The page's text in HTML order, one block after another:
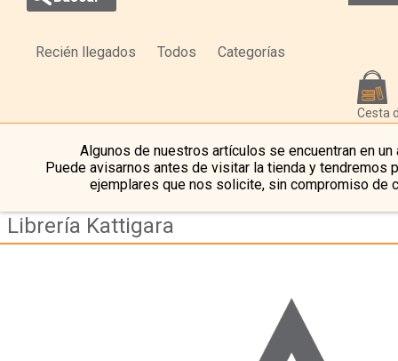
Recién llegados Todos Categorías
Cesta
Algunos de nuestros artículos se encuentran en un
Puede avisarnos antes de visitar la tienda y tendremos
ejemplares que nos solicite, sin compromiso de
Librería Kattigara